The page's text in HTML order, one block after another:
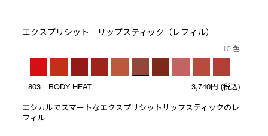
エクスプリシット リップスティック（レフィル）
10 色
803 BODY HEAT 3,740円 (税込)
エシカルでスマートなエクスプリシットリップスティックのレ
フィル